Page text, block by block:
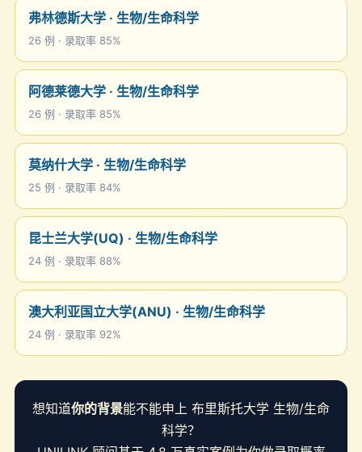
弗林德斯大学 · 生物/生命科学
26 例 · 录取率 85%
阿德莱德大学 · 生物/生命科学
26 例 · 录取率 85%
莫纳什大学 · 生物/生命科学
25 例 · 录取率 84%
昆士兰大学(UQ) · 生物/生命科学
24 例 · 录取率 88%
澳大利亚国立大学(ANU) · 生物/生命科学
24 例 · 录取率 92%
想知道你的背景能不能申上 布里斯托大学 生物/生命
科学？